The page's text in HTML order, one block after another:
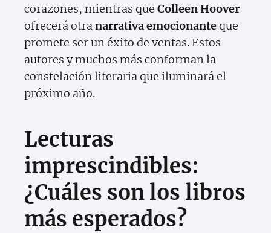
corazones, mientras que Colleen Hoover
ofrecerá otranarrativa emocionanteque
promete ser un éxito de ventas. Estos
autores y muchos más conforman la
constelación literaria que iluminará el
próximo año.
Lecturas
imprescindibles:
¿Cuáles son los libros
más esperados?